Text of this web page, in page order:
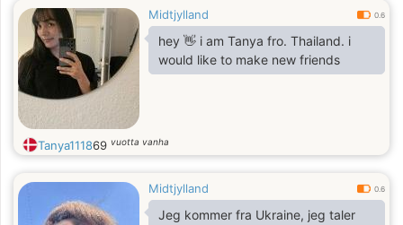
Midtjylland 0.6
hey 👋 i am Tanya fro. Thailand. i
would like to make new friends
Tanya111869 vuotta vanha
Midtjylland 0.6
Jeg kommer fra Ukraine, jeg taler